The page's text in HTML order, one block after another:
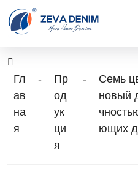
Гл
ав
на
я
-
Пр
од
ук
ци
я
-
Семь
новый
ющих